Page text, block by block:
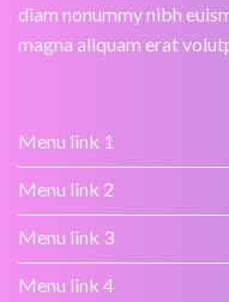
diam nonummy nibh
magna aliquam erat
Menu link 1
Menu link 2
Menu link 3
Menu link 4